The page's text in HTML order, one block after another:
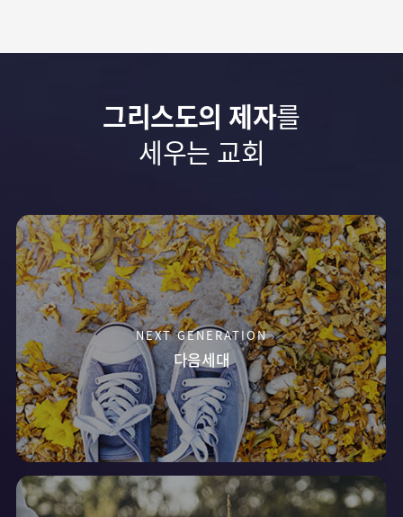
그리스도의 제자를
세우는 교회
NEXT GENERATION
다음세대